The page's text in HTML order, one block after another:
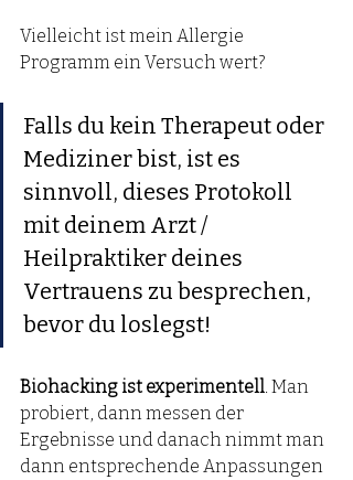
Vielleicht ist mein Allergie
Programm ein Versuch wert?
Falls du kein Therapeut oder
Mediziner bist, ist es
sinnvoll, dieses Protokoll
mit deinem Arzt /
Heilpraktiker deines
Vertrauens zu besprechen,
bevor du loslegst!
Biohacking ist experimentell. Man
probiert, dann messen der
Ergebnisse und danach nimmt man
dann entsprechende Anpassungen